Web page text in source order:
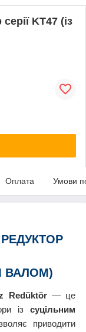
KT47 (із
Оплата Умови
ВАЛОМ)
Redüktör— це
із суцільним
приводити